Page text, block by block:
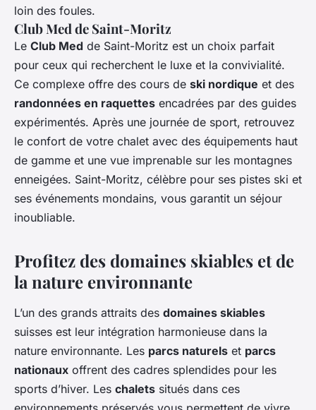
loin des foules.
Club Med de Saint-Moritz
Le Club Med de Saint-Moritz est un choix parfait
pour ceux qui recherchent le luxe et la convivialité.
Ce complexe offre des cours de ski nordique et des
randonnées en raquettes encadrées par des guides
expérimentés. Après une journée de sport, retrouvez
le confort de votre chalet avec des équipements haut
de gamme et une vue imprenable sur les montagnes
enneigées. Saint-Moritz, célèbre pour ses pistes ski et
ses événements mondains, vous garantit un séjour
inoubliable.
Profitez des domaines skiables et de
la nature environnante
L’un des grands attraits des domaines skiables
suisses est leur intégration harmonieuse dans la
nature environnante. Les parcs naturels et parcs
nationaux offrent des cadres splendides pour les
sports d’hiver. Les chalets situés dans ces